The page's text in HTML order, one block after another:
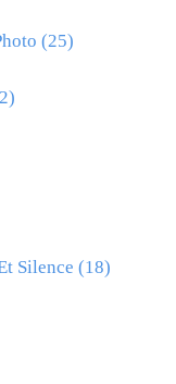
(25)
Silence (18)